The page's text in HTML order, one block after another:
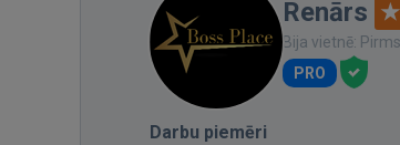
Renārs
Bija vietnē:
PRO
Darbu piemēri